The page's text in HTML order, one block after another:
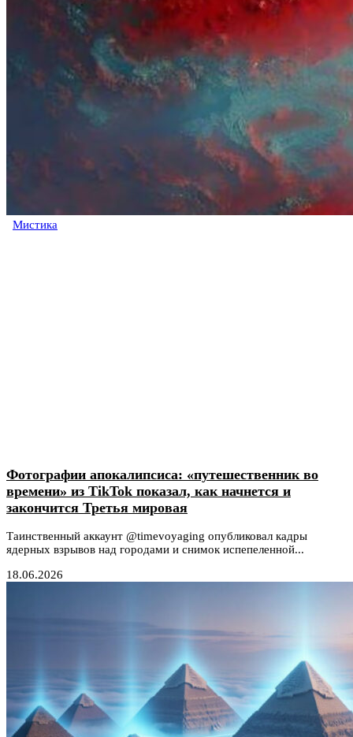
Мистика
Фотографии апокалипсиса: «путешественник во
времени» из TikTok показал, как начнется и
закончится Третья мировая
Таинственный аккаунт @timevoyaging опубликовал кадры
ядерных взрывов над городами и снимок испепеленной...
18.06.2026